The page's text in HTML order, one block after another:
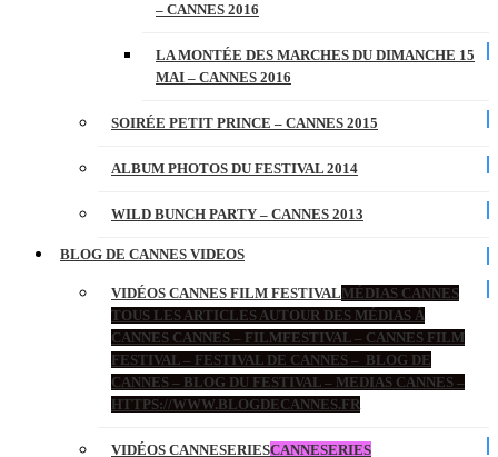
– CANNES 2016
LA MONTÉE DES MARCHES DU DIMANCHE 15
MAI – CANNES 2016
SOIRÉE PETIT PRINCE – CANNES 2015
ALBUM PHOTOS DU FESTIVAL 2014
WILD BUNCH PARTY – CANNES 2013
BLOG DE CANNES VIDEOS
VIDÉOS CANNES FILM FESTIVALMÉDIAS CANNES
TOUS LES ARTICLES AUTOUR DES MÉDIAS À
CANNES CANNES – FILMFESTIVAL – CANNES FILM
FESTIVAL – FESTIVAL DE CANNES – BLOG DE
CANNES – BLOG DU FESTIVAL – MEDIAS CANNES –
HTTPS://WWW.BLOGDECANNES.FR
VIDÉOS CANNESERIESCANNESERIES